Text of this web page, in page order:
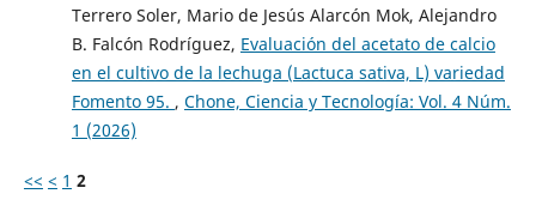
Terrero Soler, Mario de Jesús Alarcón Mok, Alejandro
B. Falcón Rodríguez, Evaluación del acetato de calcio
en el cultivo de la lechuga (Lactuca sativa, L) variedad
Fomento 95. , Chone, Ciencia y Tecnología: Vol. 4 Núm.
1 (2026)
<< < 1 2